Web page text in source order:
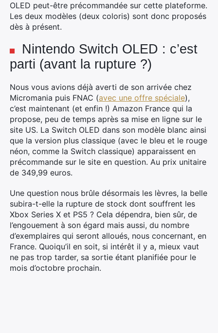
OLED peut-être précommandée sur cette plateforme.
Les deux modèles (deux coloris) sont donc proposés
dès à présent.
Nintendo Switch OLED : c’est
parti (avant la rupture ?)
Nous vous avions déjà averti de son arrivée chez
Micromania puis FNAC (avec une offre spéciale),
c’est maintenant (et enfin !) Amazon France qui la
propose, peu de temps après sa mise en ligne sur le
site US. La Switch OLED dans son modèle blanc ainsi
que la version plus classique (avec le bleu et le rouge
néon, comme la Switch classique) apparaissent en
précommande sur le site en question. Au prix unitaire
de 349,99 euros.
Une question nous brûle désormais les lèvres, la belle
subira-t-elle la rupture de stock dont souffrent les
Xbox Series X et PS5 ? Cela dépendra, bien sûr, de
l’engouement à son égard mais aussi, du nombre
d’exemplaires qui seront alloués, nous concernant, en
France. Quoiqu’il en soit, si intérêt il y a, mieux vaut
ne pas trop tarder, sa sortie étant planifiée pour le
mois d’octobre prochain.